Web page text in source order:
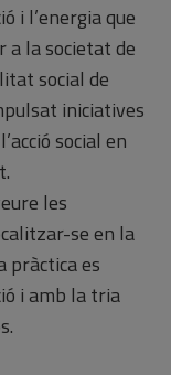
i l’energia que
la societat de
social de
iniciatives
social en
les
se en la
pràctica es
i amb la tria